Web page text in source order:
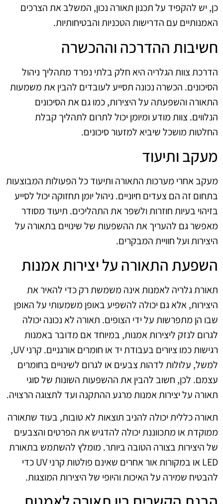
כן, יש להקפיד על תכנון תאורה נכון, המשלב את הצרכים
האמנותיים עם הדרישות הטכניות והבטיחותיות.
חשיבות ההדרכה וההכשרה
הדרכת צוות הגלריה היא חלק בלתי נפרד מתהליך ניהול
הסיכונים. הכשרה נכונה תסייע לעובדים להבין את משמעות
התאורה והשפעתה על היצירות, כמו גם את הסיכונים
הנלווים. צוות מודע ומיומן יכול לתרום לתהליך קבלת
החלטות מושכל שיביא למזעור סיכונים.
מעקב ותיעוד
מעקב אחרי מערכות התאורה ותיעוד כל הפעולות המבוצעות
בתחום זה הם צעדים חיוניים. ניהול יומן תחזוקה יכול לסייע
בזיהוי בעיות חוזרות ולשפר את התהליכים. תיעוד מסודר
מאפשר גם להעריך את ההשפעות של שינויים בתאורה על
היצירות ועל חוויית המבקרים.
השפעת התאורה על יצירות אמנות
תאורת גלריה לאמנות אינה משמשת רק כדי להאיר את
היצירות, אלא גם יכולה להשפיע באופן משמעותי על האופן
שבו הן מתפרשות על ידי הצופים. תאורה לא נכונה יכולה
לגרום לנזק ליצירות אמנות, במיוחד אם מדובר באמנות
רגישות כמו ציורים בעבודת יד או חומרים אורגניים. קרני UV,
למשל, עלולות לדהות צבעים או לגרום לשינויים בחומרים
עצמם. לכן, חשוב להבין את ההשפעות השונות של סוגי
תאורה על יצירות אמנות מרגע ההתקנה ועד לתצוגה הרצויה.
תאורה כללית יכולה להניב תוצאות לא טובות, בעוד שתאורה
ממוקדת או מתכווננת יכולה להדגיש את הפרטים והצבעים
של היצירות בצורה הטובה ביותר. מומלץ להשתמש בתאורת
LED או במקורות אור אחרים שאינם פולטות קרני UV כדי
להבטיח שמירה על האיכות והיופי של היצירות המוצגות.